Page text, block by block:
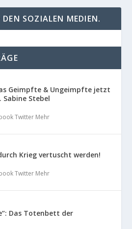
SOZIALEN MEDIEN.
Geimpfte & Ungeimpfte jetzt
Sabine Stebel
Twitter Mehr
Krieg vertuscht werden!
Twitter Mehr
Das Totenbett der